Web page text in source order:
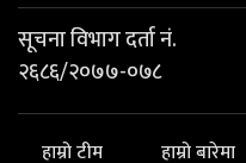
सूचना विभाग दर्ता नं.
२६८६/२०७७-०७८
हाम्रो टीम हाम्रो बारेमा